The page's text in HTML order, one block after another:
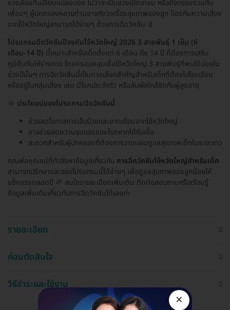
แวดล้อมที่เปลี่ยนแปลงบ่อย ไม่ว่าจะเป็นช่วงเปิดเทอม หรือกิจกรรมร่วมกับ
เพื่อนๆ ผู้ปกครองหลายท่านอาจกังวลเรื่องสุขภาพของลูก ป้องกันความเสี่ยง
จากไข้หวัดใหญ่สามารถได้ง่ายๆ ด้วยการฉีดวัคซีน 💉
โปรแกรมฉีดวัคซีนป้องกันไข้หวัดใหญ่ 2026 3 สายพันธุ์ 1 เข็ม (6
เดือน-14 ปี) นี้เหมาะสำหรับเด็กตั้งแต่ 6 เดือน ถึง 14 ปี ที่ต้องการเสริม
ภูมิคุ้มกันให้ร่างกาย โดยครอบคลุมเชื้อไข้หวัดใหญ่ 3 สายพันธุ์ที่พบได้บ่อยใน
ช่วงปีนั้นๆ การฉีดวัคซีนนี้เป็นทางเลือกสำคัญสำหรับเด็กที่ต้องไปโรงเรียน
หรืออยู่ในกลุ่มเสี่ยง เช่น มีโรคประจำตัว หรือสัมผัสใกล้ชิดกับผู้สูงอายุ
🌞 ประโยชน์ของโปรแกรมฉีดวัคซีนนี้
ช่วยลดโอกาสการเจ็บป่วยและขาดเรียนจากไข้หวัดใหญ่
อาจช่วยลดความรุนแรงของโรคหากได้รับเชื้อ
สะดวกสำหรับผู้ปกครองที่ต้องการวางแผนดูแลสุขภาพเด็กในระยะยาว
คุณพ่อคุณแม่ที่กำลังหาข้อมูลเกี่ยวกับ การฉีดวัคซีนไข้หวัดใหญ่สำหรับเด็ก
สามารถปรึกษาและจองโปรแกรมนี้ได้ง่ายๆ เพื่อดูแลสุขภาพของลูกน้อยให้
แข็งแรงตลอดปี 🌱 สนใจรายละเอียดเพิ่มเติม ติดต่อสอบถามหรือเรียนรู้
ข้อมูลเพิ่มเติมเกี่ยวกับการฉีดวัคซีนได้เลยค่ะ
รายละเอียด
ก่อนตัดสินใจ
วิธีชำระและใช้งาน
×